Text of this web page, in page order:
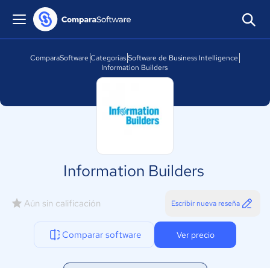
ComparaSoftware CategoríasSoftware de Business Intelligence
Information Builders
Information Builders
Aún sin calificación Escribir nueva reseña
Comparar software Ver precio